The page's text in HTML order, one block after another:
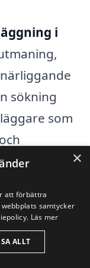
i
sökning
som
är några
×
att förbättra
samtycker
Läs mer
ALLT